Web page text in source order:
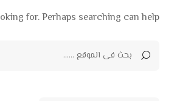
for. Perhaps searching can help.